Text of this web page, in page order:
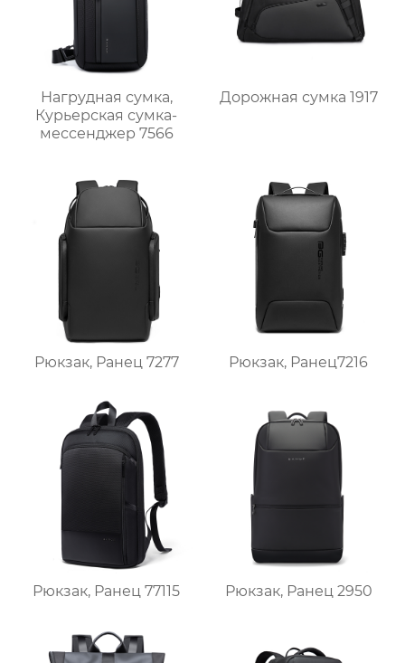
Нагрудная сумка,
Курьерская сумка-
мессенджер 7566
Дорожная сумка 1917
Рюкзак, Ранец 7277 Рюкзак, Ранец7216
Рюкзак, Ранец 77115 Рюкзак, Ранец 2950